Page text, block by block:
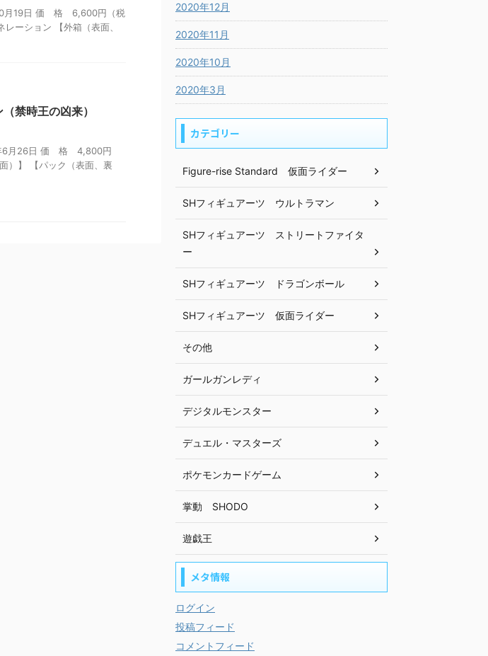
月19日 価 格 6,600円（税
ション 【外箱（表面、
（禁時王の凶来）
6月26日 価 格 4,800円
）】 【パック（表面、裏
2020年12月
2020年11月
2020年10月
2020年3月
カテゴリー
Figure-rise Standard 仮面ライダー
SHフィギュアーツ ウルトラマン
SHフィギュアーツ ストリートファイタ
ー
SHフィギュアーツ ドラゴンボール
SHフィギュアーツ 仮面ライダー
その他
ガールガンレディ
デジタルモンスター
デュエル・マスターズ
ポケモンカードゲーム
掌動 SHODO
遊戯王
メタ情報
ログイン
投稿フィード
コメントフィード